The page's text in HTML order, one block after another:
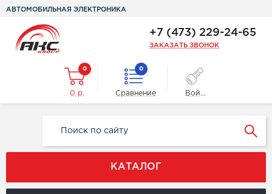
АВТОМОБИЛЬНАЯ ЭЛЕКТРОНИКА
+7 (473) 229-24-65
ЗАКАЗАТЬ ЗВОНОК
0
0 р.
0
Сравнение Войти
КАТАЛОГ